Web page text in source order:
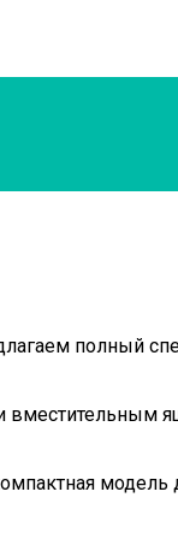
полный
вместительным